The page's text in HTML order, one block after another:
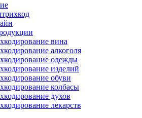
вина
алкоголя
одежды
изделий
обуви
колбасы
духов
лекарств